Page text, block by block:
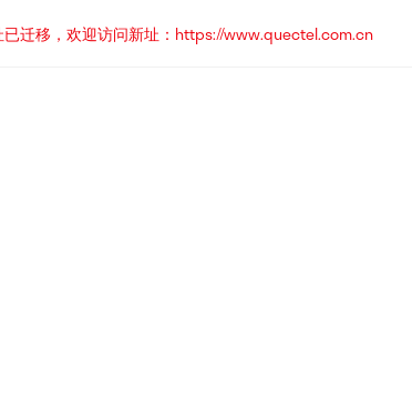
已迁移，欢迎访问新址：https://www.quectel.com.cn